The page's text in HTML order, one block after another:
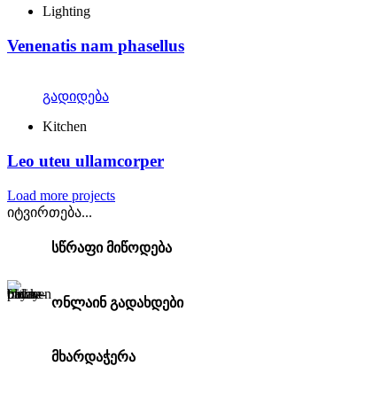
Lighting
Venenatis nam phasellus
გადიდება
Kitchen
Leo uteu ullamcorper
Load more projects
იტვირთება...
სწრაფი მიწოდება
ონლაინ გადახდები
მხარდაჭერა